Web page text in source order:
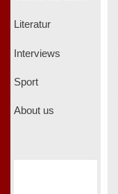
Literatur
Interviews
Sport
About us